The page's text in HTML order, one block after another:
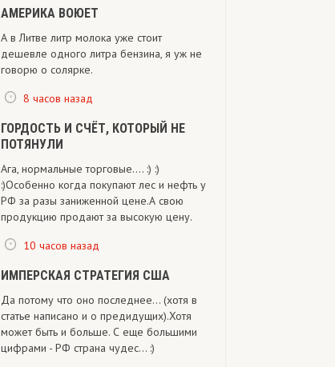
АМЕРИКА ВОЮЕТ
А в Литве литр молока уже стоит
дешевле одного литра бензина, я уж не
говорю о солярке.
8 часов назад
ГОРДОСТЬ И СЧЁТ, КОТОРЫЙ НЕ
ПОТЯНУЛИ
Ага, нормальные торговые.... :) :)
:)Особенно когда покупают лес и нефть у
РФ за разы заниженной цене.А свою
продукцию продают за высокую цену.
10 часов назад
ИМПЕРСКАЯ СТРАТЕГИЯ США
Да потому что оно последнее... (хотя в
статье написано и о предидущих).Хотя
может быть и больше. С еще большими
цифрами - РФ страна чудес... :)